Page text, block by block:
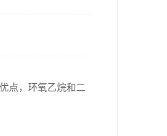
点，环氧乙烷和二